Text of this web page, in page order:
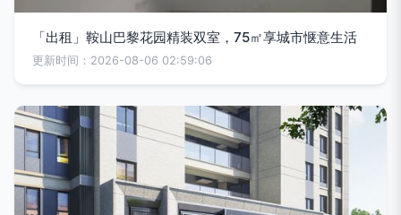
「出租」鞍山巴黎花园精装双室，75㎡享城市惬意生活
更新时间：2026-08-06 02:59:06